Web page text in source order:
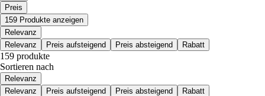
Preis
159 Produkte anzeigen
Relevanz
Relevanz
Preis aufsteigend Preis absteigend Rabatt
159 produkte
Sortieren nach
Relevanz
Relevanz
Preis aufsteigend Preis absteigend Rabatt